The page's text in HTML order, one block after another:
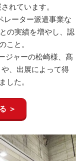
れています。
レーター派遣事業な
の実績を増やし、認
こと。
ジャーの松崎様、髙
、出展によって得
した。
＞